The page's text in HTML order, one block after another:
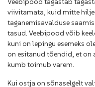
viivitamata, kuid mitte
taganemisavalduse
tasud. Veebipood võib
kuni on lepingu esemeks
on esitanud tõendid, et on
kumb toimub varem.
Kui ostja on sõnaselgelt